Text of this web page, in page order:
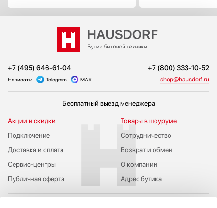
+7 (495) 646-61-04 +7 (800) 333-10-52
Написать: Telegram MAX shop@hausdorf.ru
Бесплатный выезд менеджера
Акции и скидки
Подключение
Публичная оферта
Сервис-центры
Доставка и оплата
Сотрудничество
Возврат и обмен
Товары в шоуруме
О компании
Адрес бутика